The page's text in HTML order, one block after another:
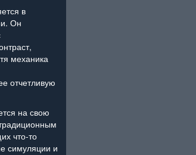
в
Он
механика
отчетливую
на свою
что-то
симуляции и